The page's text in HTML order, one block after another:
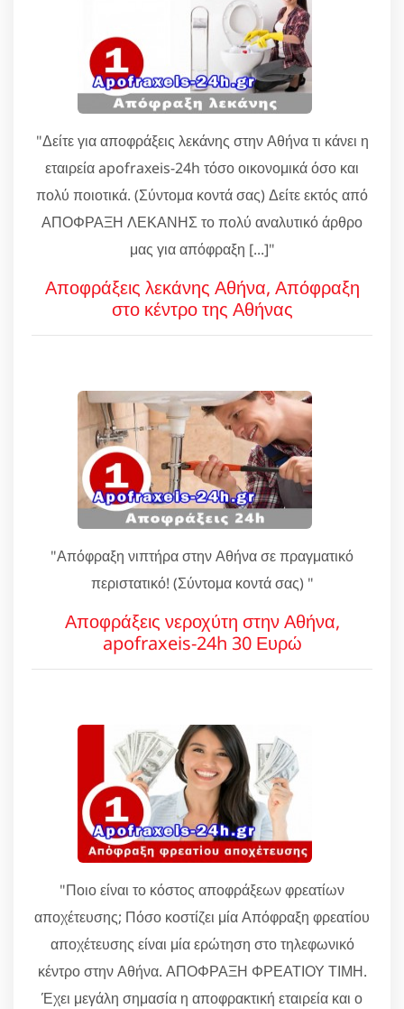
"Δείτε για αποφράξεις λεκάνης στην Αθήνα τι κάνει η
εταιρεία apofraxeis-24h τόσο οικονομικά όσο και
πολύ ποιοτικά. (Σύντομα κοντά σας) Δείτε εκτός από
ΑΠΟΦΡΑΞΗ ΛΕΚΑΝΗΣ το πολύ αναλυτικό άρθρο
μας για απόφραξη [...]"
Αποφράξεις λεκάνης Αθήνα, Απόφραξη
στο κέντρο της Αθήνας
"Απόφραξη νιπτήρα στην Αθήνα σε πραγματικό
περιστατικό! (Σύντομα κοντά σας) "
Αποφράξεις νεροχύτη στην Αθήνα,
apofraxeis-24h 30 Ευρώ
"Ποιο είναι το κόστος αποφράξεων φρεατίων
αποχέτευσης; Πόσο κοστίζει μία Απόφραξη φρεατίου
αποχέτευσης είναι μία ερώτηση στο τηλεφωνικό
κέντρο στην Αθήνα. ΑΠΟΦΡΑΞΗ ΦΡΕΑΤΙΟΥ ΤΙΜΗ.
Έχει μεγάλη σημασία η αποφρακτική εταιρεία και ο